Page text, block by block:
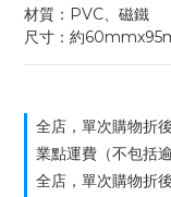
材質：PVC、磁鐵
尺寸：約
全店，單次購物折
業點運費（不包括
全店，單次購物折